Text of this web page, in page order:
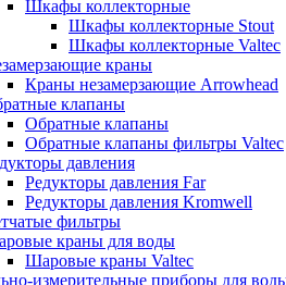
Шкафы коллекторные
Шкафы коллекторные Stout
Шкафы коллекторные Valtec
краны
Краны незамерзающие Arrowhead
клапаны
Обратные клапаны
Обратные клапаны фильтры Valtec
давления
Редукторы давления Far
Редукторы давления Kromwell
фильтры
краны для воды
Шаровые краны Valtec
измерительные приборы для